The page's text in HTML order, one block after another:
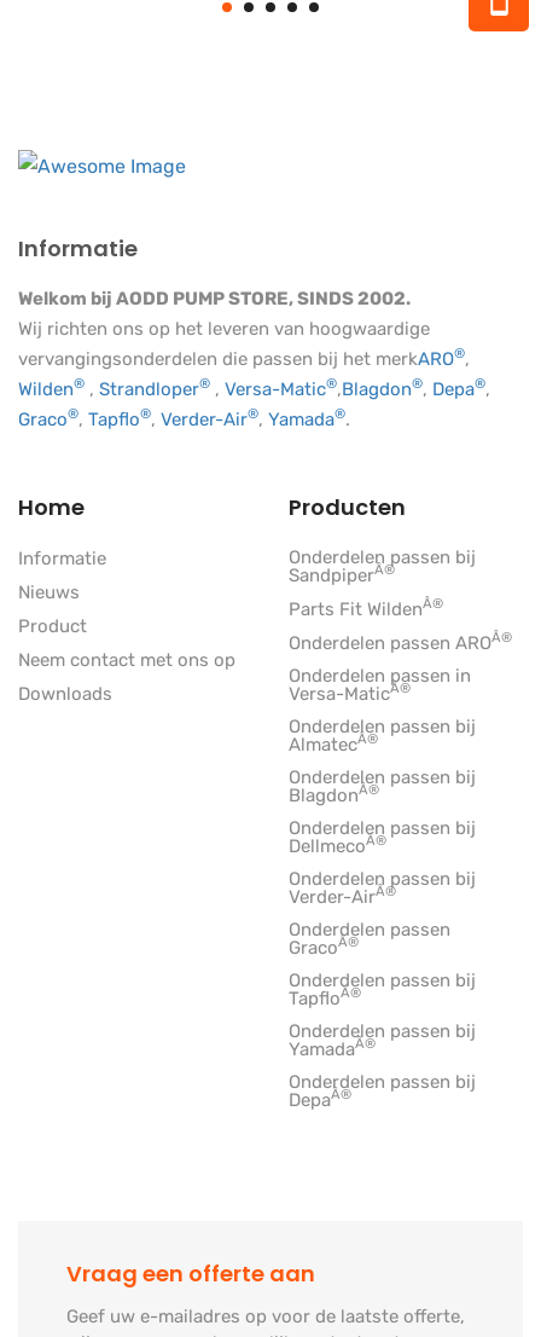
Informatie
Welkom bij AODD PUMP STORE, SINDS 2002.
Wij richten ons op het leveren van hoogwaardige
vervangingsonderdelen die passen bij het merkARO®,
Wilden® , Strandloper® , Versa-Matic®,Blagdon®, Depa®,
Graco®, Tapflo®, Verder-Air®, Yamada®.
Home
Informatie
Nieuws
Product
Neem contact met ons op
Downloads
Producten
Onderdelen passen bij
SandpiperÂ®
Parts Fit WildenÂ®
Onderdelen passen AROÂ®
Onderdelen passen in
Versa-MaticÂ®
Onderdelen passen bij
AlmatecÂ®
Onderdelen passen bij
BlagdonÂ®
Onderdelen passen bij
DellmecoÂ®
Onderdelen passen bij
Verder-AirÂ®
Onderdelen passen
GracoÂ®
Onderdelen passen bij
TapfloÂ®
Onderdelen passen bij
YamadaÂ®
Onderdelen passen bij
DepaÂ®
Vraag een offerte aan
Geef uw e-mailadres op voor de laatste offerte,